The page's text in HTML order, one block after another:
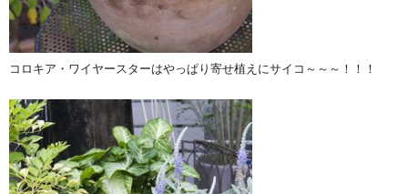
コロキア・ワイヤースターはやっぱり寄せ植えにサイコ～～～！！！